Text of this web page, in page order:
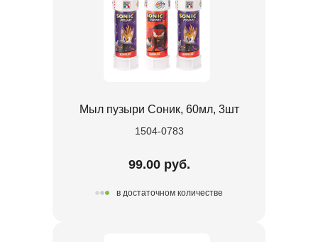
Мыл пузыри Соник, 60мл, 3шт
1504-0783
99.00 руб.
в достаточном количестве